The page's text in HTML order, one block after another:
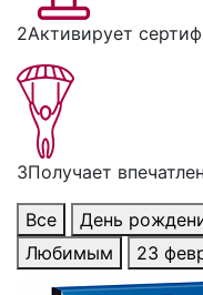
2Активирует
3Получает
Все День
Любимым
23